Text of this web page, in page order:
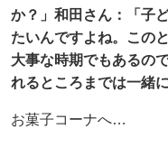
か？」和田さん：「子
たいんですよね。この
大事な時期でもあるの
れるところまでは一緒
お菓子コーナへ…